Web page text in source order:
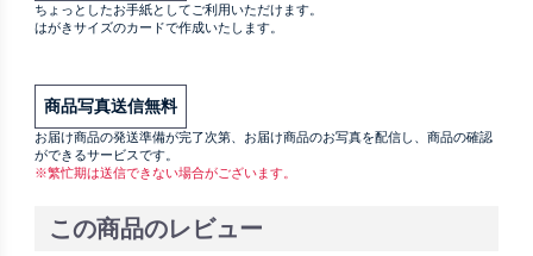
ちょっとしたお手紙としてご利用いただけます。
はがきサイズのカードで作成いたします。
商品写真送信無料
お届け商品の発送準備が完了次第、お届け商品のお写真を配信し、商品の確認
ができるサービスです。
※繁忙期は送信できない場合がございます。
この商品のレビュー